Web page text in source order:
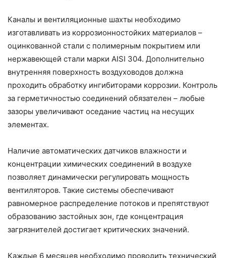
Каналы и вентиляционные шахты необходимо
изготавливать из коррозионностойких материалов –
оцинкованной стали с полимерным покрытием или
нержавеющей стали марки AISI 304. Дополнительно
внутренняя поверхность воздуховодов должна
проходить обработку ингибиторами коррозии. Контроль
за герметичностью соединений обязателен – любые
зазоры увеличивают оседание частиц на несущих
элементах.
Наличие автоматических датчиков влажности и
концентрации химических соединений в воздухе
позволяет динамически регулировать мощность
вентиляторов. Такие системы обеспечивают
равномерное распределение потоков и препятствуют
образованию застойных зон, где концентрация
загрязнителей достигает критических значений.
Каждые 6 месяцев необходимо проводить технический